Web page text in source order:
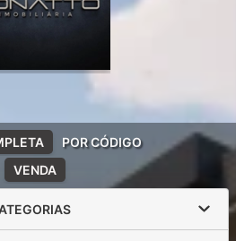
VENDA
POR CÓDIGO